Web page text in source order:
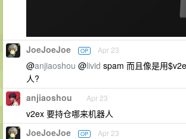
JoeJoeJoe OP Apr 23
@anjiaoshou @livid spam 而且像是用
人?
anjiaoshou Apr 23
v2ex 要持仓哪来机器人
JoeJoeJoe OP Apr 23